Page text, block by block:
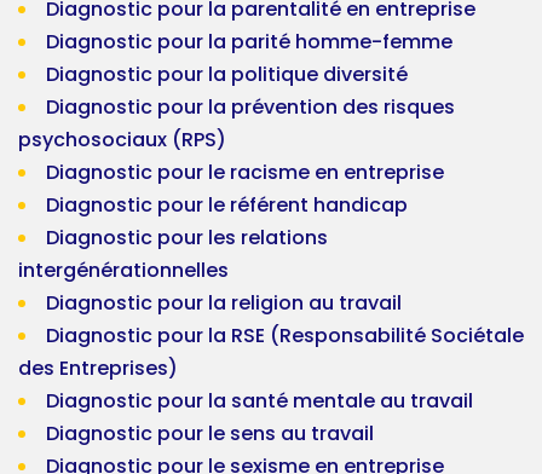
Diagnostic pour la parentalité en entreprise
Diagnostic pour la parité homme-femme
Diagnostic pour la politique diversité
Diagnostic pour la prévention des risques
psychosociaux (RPS)
Diagnostic pour le racisme en entreprise
Diagnostic pour le référent handicap
Diagnostic pour les relations
intergénérationnelles
Diagnostic pour la religion au travail
Diagnostic pour la RSE (Responsabilité Sociétale
des Entreprises)
Diagnostic pour la santé mentale au travail
Diagnostic pour le sens au travail
Diagnostic pour le sexisme en entreprise